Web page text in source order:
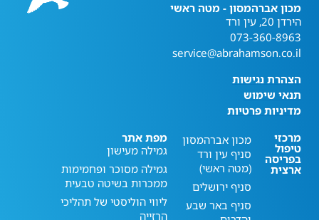
מכון אברהמסון - מטה ראשי
הירדן 20, עין ורד
073-360-8963
service@abrahamson.co.il
הצהרת נגישות
תנאי שימוש
מדיניות פרטיות
מרכזי
טיפול
בפריסה
ארצית
מכון אברהמסון
סניף עין ורד
(מטה ראשי)
סניף ירושלים
סניף באר שבע
מפת אתר
גמילה מעישון
גמילה מסוכר ופחמימות
ממכרות בשיטה טבעית
ליווי הוליסטי של תהליכי
הרזייה